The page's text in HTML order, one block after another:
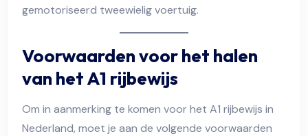
gemotoriseerd tweewielig voertuig.
Voorwaarden voor het halen
van het A1 rijbewijs
Om in aanmerking te komen voor het A1 rijbewijs in
Nederland, moet je aan de volgende voorwaarden